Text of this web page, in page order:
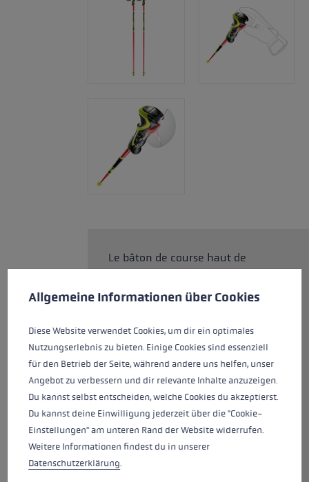
Le bâton de course haut de
3D en aluminium HTS 6.5
la nouvelle poignée de slalom
Trigger 3D.Le nouveau système
directe entre le gant et le bâton,
un confort d'utilisation accru,
grâce à son mécanisme de
une marge de sécurité élevée,
Préférences en matière de cookies
This website uses cookies to give you the best possible experience.
Allgemeine Informationen über Cookies
Diese Website verwendet Cookies, um dir ein optimales
Nutzungserlebnis zu bieten. Einige Cookies sind essenziell
für den Betrieb der Seite, während andere uns helfen, unser
Angebot zu verbessern und dir relevante Inhalte anzuzeigen.
Du kannst selbst entscheiden, welche Cookies du akzeptierst.
Du kannst deine Einwilligung jederzeit über die "Cookie-
Einstellungen" am unteren Rand der Website widerrufen.
Weitere Informationen findest du in unserer
Datenschutzerklärung.